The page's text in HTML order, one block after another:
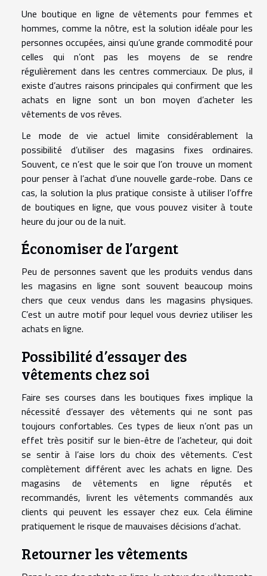
Une boutique en ligne de vêtements pour femmes et
hommes, comme la nôtre, est la solution idéale pour les
personnes occupées, ainsi qu’une grande commodité pour
celles qui n’ont pas les moyens de se rendre
régulièrement dans les centres commerciaux. De plus, il
existe d’autres raisons principales qui confirment que les
achats en ligne sont un bon moyen d’acheter les
vêtements de vos rêves.
Le mode de vie actuel limite considérablement la
possibilité d’utiliser des magasins fixes ordinaires.
Souvent, ce n’est que le soir que l’on trouve un moment
pour penser à l’achat d’une nouvelle garde-robe. Dans ce
cas, la solution la plus pratique consiste à utiliser l’offre
de boutiques en ligne, que vous pouvez visiter à toute
heure du jour ou de la nuit.
Économiser de l’argent
Peu de personnes savent que les produits vendus dans
les magasins en ligne sont souvent beaucoup moins
chers que ceux vendus dans les magasins physiques.
C’est un autre motif pour lequel vous devriez utiliser les
achats en ligne.
Possibilité d’essayer des
vêtements chez soi
Faire ses courses dans les boutiques fixes implique la
nécessité d’essayer des vêtements qui ne sont pas
toujours confortables. Ces types de lieux n’ont pas un
effet très positif sur le bien-être de l’acheteur, qui doit
se sentir à l’aise lors du choix des vêtements. C’est
complètement différent avec les achats en ligne. Des
magasins de vêtements en ligne réputés et
recommandés, livrent les vêtements commandés aux
clients qui peuvent les essayer chez eux. Cela élimine
pratiquement le risque de mauvaises décisions d’achat.
Retourner les vêtements